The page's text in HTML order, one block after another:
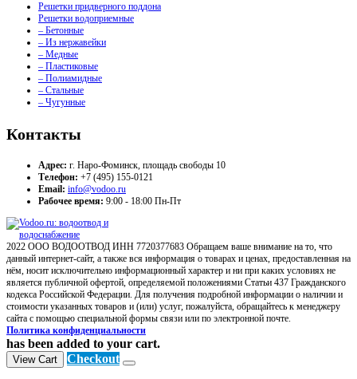
Решетки придверного поддона
Решетки водоприемные
– Бетонные
– Из нержавейки
– Медные
– Пластиковые
– Полиамидные
– Стальные
– Чугунные
Контакты
Адрес: г. Наро-Фоминск, площадь свободы 10
Телефон: +7 (495) 155-0121
Email: info@vodoo.ru
Рабочее время: 9:00 - 18:00 Пн-Пт
2022 ООО ВОДООТВОД ИНН 7720377683 Обращаем ваше внимание на то, что
данный интернет-сайт, а также вся информация о товарах и ценах, предоставленная на
нём, носит исключительно информационный характер и ни при каких условиях не
является публичной офертой, определяемой положениями Статьи 437 Гражданского
кодекса Российской Федерации. Для получения подробной информации о наличии и
стоимости указанных товаров и (или) услуг, пожалуйста, обращайтесь к менеджеру
сайта с помощью специальной формы связи или по электронной почте.
Политика конфиденциальности
has been added to your cart.
View Cart Checkout